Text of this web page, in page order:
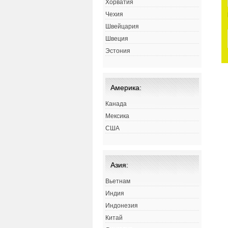
Хорватия
Чехия
Швейцария
Швеция
Эстония
Америка:
Канада
Мексика
США
Азия:
Вьетнам
Индия
Индонезия
Китай